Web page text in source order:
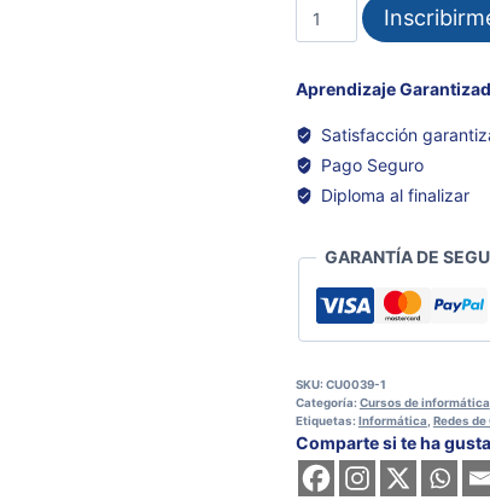
BÁSICAS
COMPUTADORAS
Aprendizaje
Satisfacción
Pago Seguro
Diploma al finalizar
GARANTÍA DE
SKU:CU0039-1
Categoría:Cursos de informática
Etiquetas: Informática, Redes
Comparte si te ha